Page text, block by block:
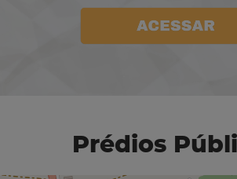
Prédios